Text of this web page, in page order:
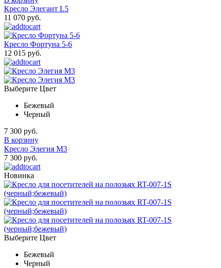
Кресло Элегант L5
11 070 руб.
Кресло Фортуна 5-6
12 015 руб.
Выберите Цвет
Бежевый
Черный
7 300 руб.
В корзину
Кресло Элегия М3
7 300 руб.
Новинка
Выберите Цвет
Бежевый
Черный